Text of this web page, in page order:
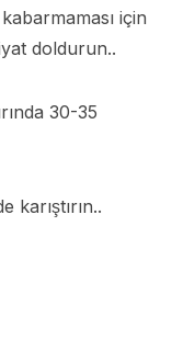
için
doldurun..
30-35
karıştırın..